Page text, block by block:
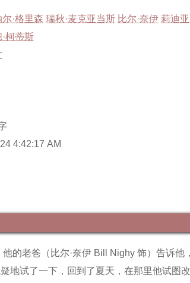
·格里森 瑞秋·麦克亚当斯 比尔·奈伊 莉迪亚·威尔
柯蒂斯
4:42:17 AM
的老爸（比尔·奈伊 Bill Nighy 饰）告诉他
地试了一下，回到了夏天，在那里他试图